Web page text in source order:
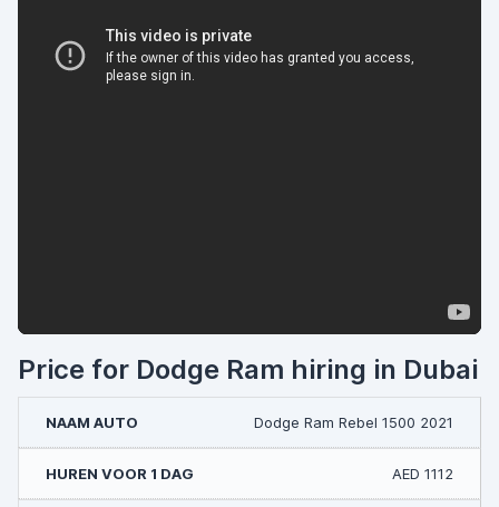
Price for Dodge Ram hiring in Dubai
Dodge Ram Rebel 1500 2021
AED 1112